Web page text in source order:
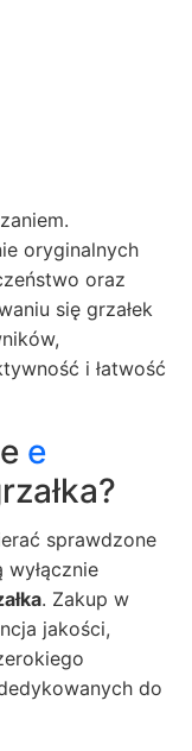
oryginalnych
oraz
się grzałek
i łatwość
e
sprawdzone
. Zakup w
jakości,
do